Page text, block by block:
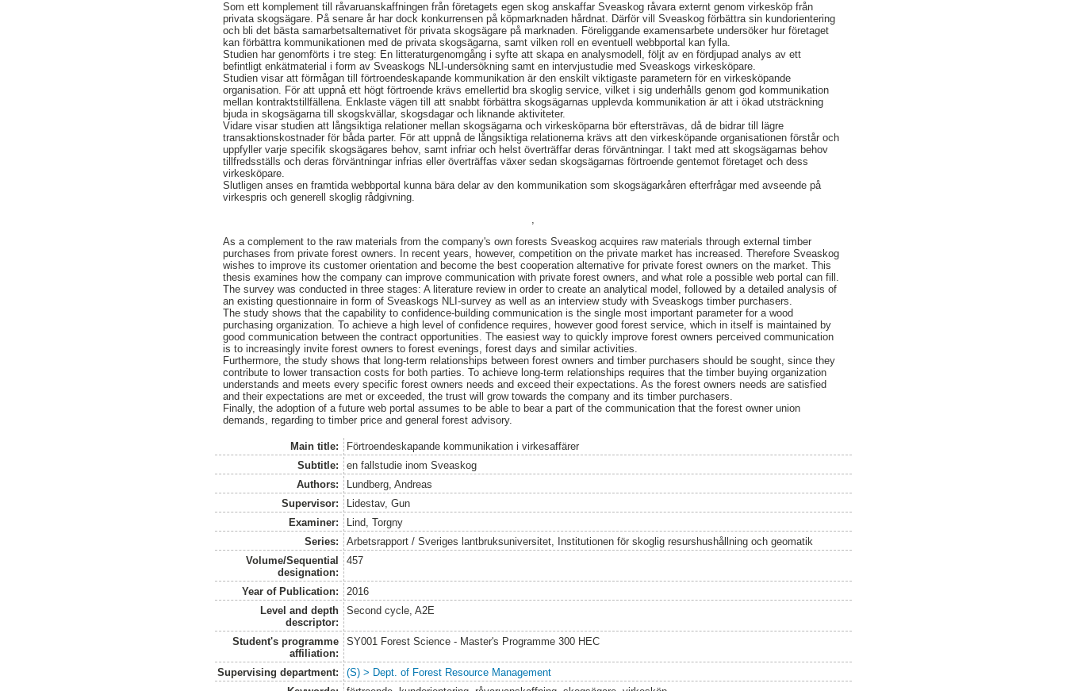
Som ett komplement till råvaruanskaffningen från företagets egen skog anskaffar Sveaskog råvara externt genom virkesköp från
privata skogsägare. På senare år har dock konkurrensen på köpmarknaden hårdnat. Därför vill Sveaskog förbättra sin kundorientering
och bli det bästa samarbetsalternativet för privata skogsägare på marknaden. Föreliggande examensarbete undersöker hur företaget
kan förbättra kommunikationen med de privata skogsägarna, samt vilken roll en eventuell webbportal kan fylla.
Studien har genomförts i tre steg: En litteraturgenomgång i syfte att skapa en analysmodell, följt av en fördjupad analys av ett
befintligt enkätmaterial i form av Sveaskogs NLI-undersökning samt en intervjustudie med Sveaskogs virkesköpare.
Studien visar att förmågan till förtroendeskapande kommunikation är den enskilt viktigaste parametern för en virkesköpande
organisation. För att uppnå ett högt förtroende krävs emellertid bra skoglig service, vilket i sig underhålls genom god kommunikation
mellan kontraktstillfällena. Enklaste vägen till att snabbt förbättra skogsägarnas upplevda kommunikation är att i ökad utsträckning
bjuda in skogsägarna till skogskvällar, skogsdagar och liknande aktiviteter.
Vidare visar studien att långsiktiga relationer mellan skogsägarna och virkesköparna bör eftersträvas, då de bidrar till lägre
transaktionskostnader för båda parter. För att uppnå de långsiktiga relationerna krävs att den virkesköpande organisationen förstår och
uppfyller varje specifik skogsägares behov, samt infriar och helst överträffar deras förväntningar. I takt med att skogsägarnas behov
tillfredsställs och deras förväntningar infrias eller överträffas växer sedan skogsägarnas förtroende gentemot företaget och dess
virkesköpare.
Slutligen anses en framtida webbportal kunna bära delar av den kommunikation som skogsägarkåren efterfrågar med avseende på
virkespris och generell skoglig rådgivning.
As a complement to the raw materials from the company's own forests Sveaskog acquires raw materials through external timber
purchases from private forest owners. In recent years, however, competition on the private market has increased. Therefore Sveaskog
wishes to improve its customer orientation and become the best cooperation alternative for private forest owners on the market. This
thesis examines how the company can improve communication with private forest owners, and what role a possible web portal can fill.
The survey was conducted in three stages: A literature review in order to create an analytical model, followed by a detailed analysis of
an existing questionnaire in form of Sveaskogs NLI-survey as well as an interview study with Sveaskogs timber purchasers.
The study shows that the capability to confidence-building communication is the single most important parameter for a wood
purchasing organization. To achieve a high level of confidence requires, however good forest service, which in itself is maintained by
good communication between the contract opportunities. The easiest way to quickly improve forest owners perceived communication
is to increasingly invite forest owners to forest evenings, forest days and similar activities.
Furthermore, the study shows that long-term relationships between forest owners and timber purchasers should be sought, since they
contribute to lower transaction costs for both parties. To achieve long-term relationships requires that the timber buying organization
understands and meets every specific forest owners needs and exceed their expectations. As the forest owners needs are satisfied
and their expectations are met or exceeded, the trust will grow towards the company and its timber purchasers.
Finally, the adoption of a future web portal assumes to be able to bear a part of the communication that the forest owner union
demands, regarding to timber price and general forest advisory.
Main title:
Förtroendeskapande kommunikation i virkesaffärer
Subtitle:
en fallstudie inom Sveaskog
Authors:
Lundberg, Andreas
Supervisor:
Lidestav, Gun
Examiner:
Lind, Torgny
Series:
Arbetsrapport / Sveriges lantbruksuniversitet, Institutionen för skoglig resurshushållning och geomatik
Volume/Sequential
designation:
457
Year of Publication:
2016
Level and depth
descriptor:
Second cycle, A2E
Student's programme
affiliation:
SY001 Forest Science - Master's Programme 300 HEC
Supervising department:
(S) > Dept. of Forest Resource Management